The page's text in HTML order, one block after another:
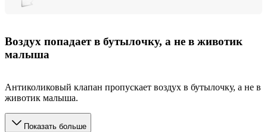
Воздух попадает в бутылочку, а не в животик
малыша
Антиколиковый клапан пропускает воздух в бутылочку, а не в
животик малыша.
Показать больше